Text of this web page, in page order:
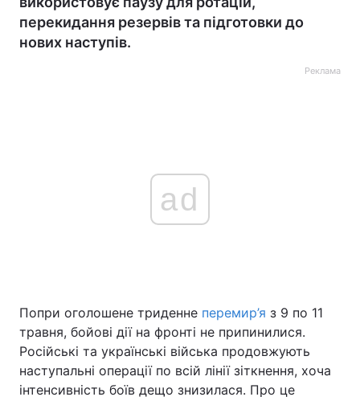
перекидання резервів та підготовки до
нових наступів.
Реклама
ad
Попри оголошене триденне перемир’я з 9 по 11
травня, бойові дії на фронті не припинилися.
Російські та українські війська продовжують
наступальні операції по всій лінії зіткнення, хоча
інтенсивність боїв дещо знизилася. Про це